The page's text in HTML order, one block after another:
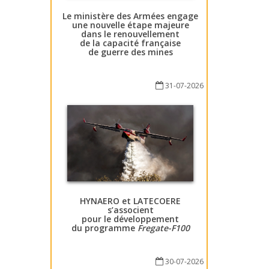
Le ministère des Armées engage
une nouvelle étape majeure
dans le renouvellement
de la capacité française
de guerre des mines
31-07-2026
HYNAERO et LATECOERE
s’associent
pour le développement
du programme Fregate-F100
30-07-2026